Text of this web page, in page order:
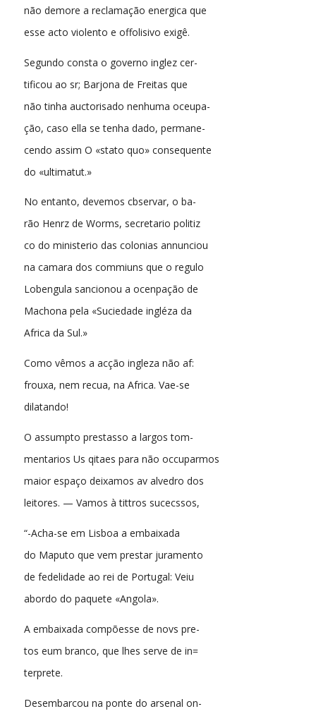
não demore a reclamação energica que
esse acto violento e offolisivo exigê.
Segundo consta o governo inglez cer-
tificou ao sr; Barjona de Freitas que
não tinha auctorisado nenhuma oceupa-
ção, caso ella se tenha dado, permane-
cendo assim O «stato quo» consequente
do «ultimatut.»
No entanto, devemos cbservar, o ba-
rão Henrz de Worms, secretario politiz
co do ministerio das colonias annunciou
na camara dos commiuns que o regulo
Lobengula sancionou a ocenpação de
Machona pela «Suciedade ingléza da
Africa da Sul.»
Como vêmos a acção ingleza não af:
frouxa, nem recua, na Africa. Vae-se
dilatando!
O assumpto prestasso a largos tom-
mentarios Us qitaes para não occuparmos
maior espaço deixamos av alvedro dos
leitores. — Vamos à tittros sucecssos,
“-Acha-se em Lisboa a embaixada
do Maputo que vem prestar juramento
de fedelidade ao rei de Portugal: Veiu
abordo do paquete «Angola».
A embaixada compõesse de novs pre-
tos eum branco, que lhes serve de in=
terprete.
Desembarcou na ponte do arsenal on-